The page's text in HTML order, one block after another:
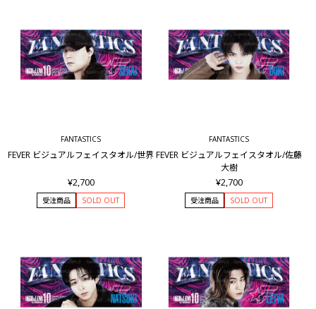
FANTASTICS
FEVER ビジュアルフェイスタオル/世界
¥2,700
受注商品 SOLD OUT
FANTASTICS
FEVER ビジュアルフェイスタオル/佐藤
大樹
¥2,700
受注商品 SOLD OUT